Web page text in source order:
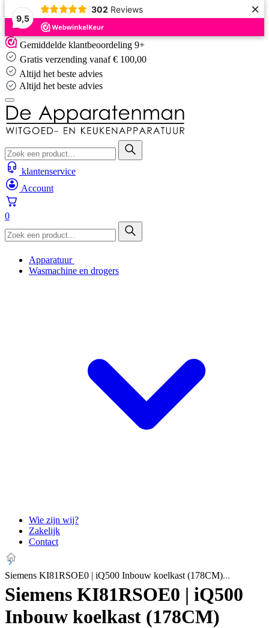
9,5
302 Reviews ×
Skip
to
content
Gemiddelde klantbeoordeling 9+
Gratis verzending vanaf € 100,00
Altijd het beste advies
Altijd het beste advies
klantenservice
Account
0
Apparatuur
Wasmachine en drogers
Wie zijn wij?
Zakelijk
Contact
Siemens KI81RSOE0 | iQ500 Inbouw koelkast (178CM)
Siemens KI81RSOE0 | iQ500
Inbouw koelkast (178CM)